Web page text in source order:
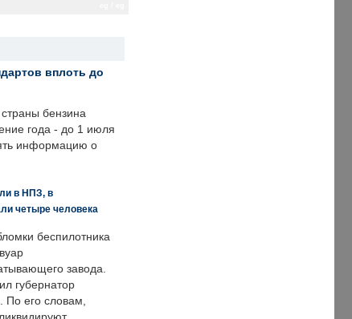
вплоть до
бензина
года - до 1 июля
информацию о
в НПЗ, в
четыре человека
беспилотника
завода.
губернатор
По его словам,